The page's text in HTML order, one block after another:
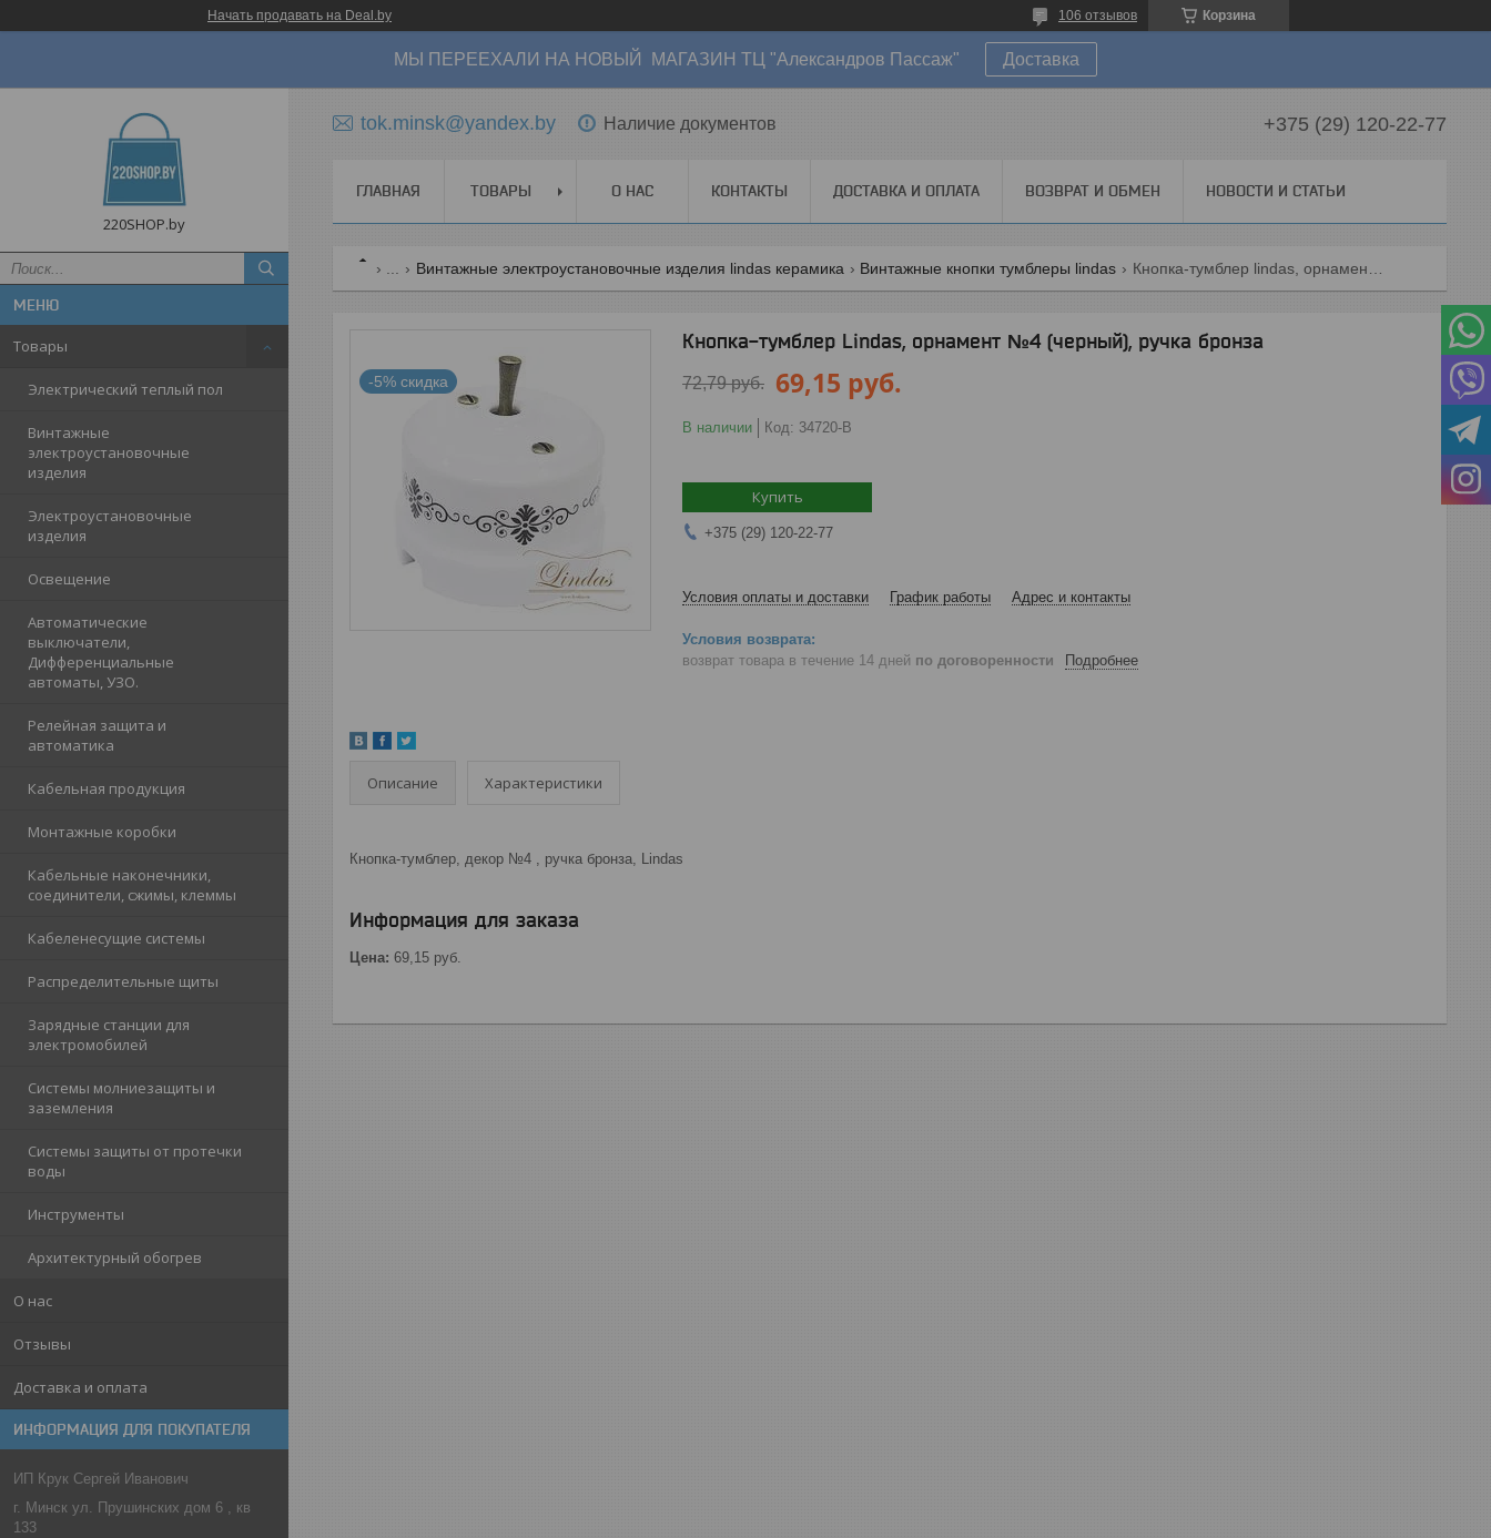
Начать продавать на Deal.by Корзина
106 отзывов
МЫ ПЕРЕЕХАЛИ НА НОВЫЙ МАГАЗИН ТЦ "Александров Пассаж" Доставка
220SHOP.by
Товары
Электрический теплый пол
Винтажные
электроустановочные
изделия
Электроустановочные
изделия
Освещение
Автоматические
выключатели,
Дифференциальные
автоматы, УЗО.
Релейная защита и
автоматика
Кабельная продукция
Монтажные коробки
Кабельные наконечники,
соединители, сжимы, клеммы
Кабеленесущие системы
Распределительные щиты
Зарядные станции для
электромобилей
Системы молниезащиты и
заземления
Системы защиты от протечки
воды
Инструменты
Архитектурный обогрев
О нас
Отзывы
Доставка и оплата
ИНФОРМАЦИЯ ДЛЯ ПОКУПАТЕЛЯ
ИП Крук Сергей Иванович
г. Минск ул. Прушинских дом 6 , кв
133
tok.minsk@yandex.by Наличие документов +375 (29) 120-22-77
ГЛАВНАЯ ТОВАРЫ О НАС КОНТАКТЫ ДОСТАВКА И ОПЛАТА ВОЗВРАТ И ОБМЕН НОВОСТИ И СТАТЬИ
Винтажные электроустановочные изделия lindas керамика Винтажные кнопки тумблеры lindas
-5%
Кнопка-тумблер Lindas, орнамент №4 (черный), ручка бронза
72,79руб. 69,15 руб.
В наличии Код: 34720-B
Купить
+375 (29) 120-22-77
Условия оплаты и доставки График работы Адрес и контакты
возврат товара в течение 14 дней по договоренности Подробнее
Описание Характеристики
Кнопка-тумблер, декор №4 , ручка бронза, Lindas
Информация для заказа
Цена: 69,15 руб.